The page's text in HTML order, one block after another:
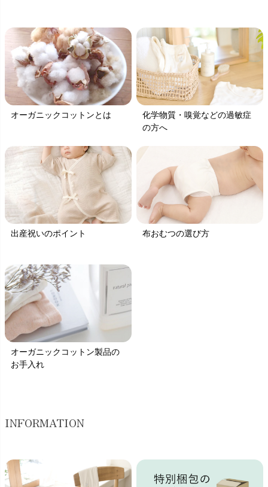
オーガニックコットンとは
化学物質・嗅覚などの過敏症
の方へ
出産祝いのポイント 布おむつの選び方
オーガニックコットン製品の
お手入れ
INFORMATION